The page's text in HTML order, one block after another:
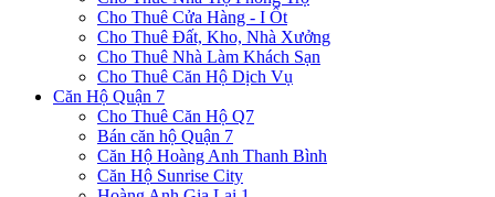
Cho Thuê Cửa Hàng - I Ốt
Cho Thuê Đất, Kho, Nhà Xưởng
Cho Thuê Nhà Làm Khách Sạn
Cho Thuê Căn Hộ Dịch Vụ
Căn Hộ Quận 7
Cho Thuê Căn Hộ Q7
Bán căn hộ Quận 7
Căn Hộ Hoàng Anh Thanh Bình
Căn Hộ Sunrise City